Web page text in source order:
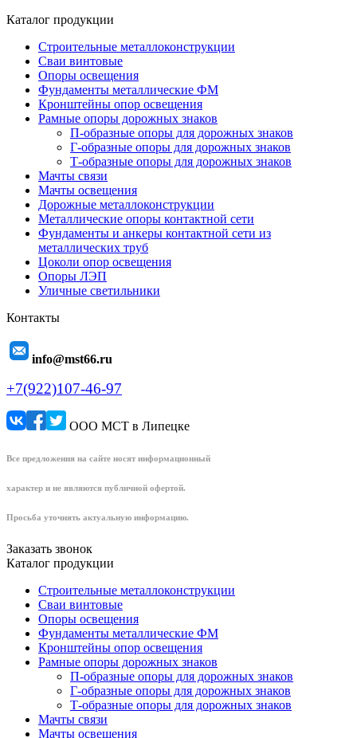
Каталог продукции
Строительные металлоконструкции
Сваи винтовые
Опоры освещения
Фундаменты металлические ФМ
Кронштейны опор освещения
Рамные опоры дорожных знаков
П-образные опоры для дорожных знаков
Г-образные опоры для дорожных знаков
Т-образные опоры для дорожных знаков
Мачты связи
Мачты освещения
Дорожные металлоконструкции
Металлические опоры контактной сети
Фундаменты и анкеры контактной сети из
металлических труб
Цоколи опор освещения
Опоры ЛЭП
Уличные светильники
Контакты
info@mst66.ru
+7(922)107-46-97
ООО МСТ в Липецке
Все предложения на сайте носят информационный
характер и не являются публичной офертой.
Просьба уточнять актуальную информацию.
Заказать звонок
Каталог продукции
Строительные металлоконструкции
Сваи винтовые
Опоры освещения
Фундаменты металлические ФМ
Кронштейны опор освещения
Рамные опоры дорожных знаков
П-образные опоры для дорожных знаков
Г-образные опоры для дорожных знаков
Т-образные опоры для дорожных знаков
Мачты связи
Мачты освещения